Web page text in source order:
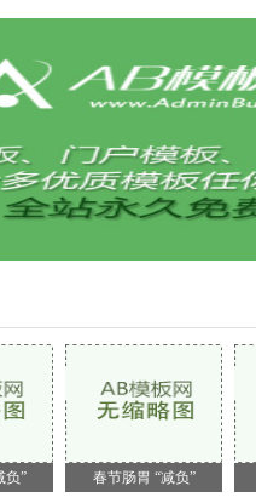
负” 春节肠胃 “减负”